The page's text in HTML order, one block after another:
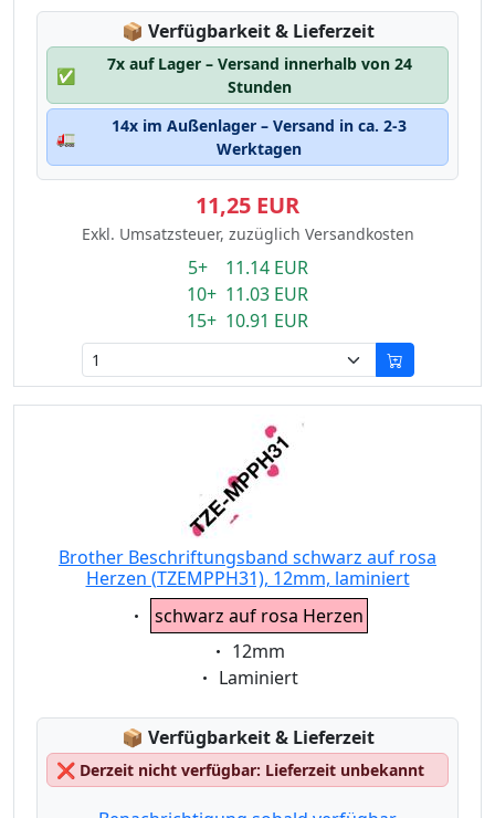
📦 Lagerstatus:
Verfügbarkeit & Lieferzeit
✅
7x auf Lager – Versand innerhalb von 24
Stunden
🚛
14x im Außenlager – Versand in ca. 2-3
Werktagen
11,25 EUR
Exkl. Umsatzsteuer, zuzüglich Versandkosten
5+ 11.14 EUR
10+ 11.03 EUR
15+ 10.91 EUR
Brother Beschriftungsband schwarz auf rosa
Herzen (TZEMPPH31), 12mm, laminiert
Eigenschaft:
schwarz auf rosa Herzen
Eigenschaft:
12mm
Eigenschaft:
Laminiert
📦 Lagerstatus:
Verfügbarkeit & Lieferzeit
❌ Derzeit nicht verfügbar: Lieferzeit unbekannt